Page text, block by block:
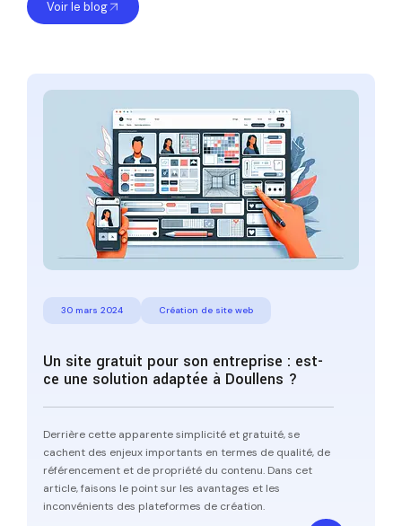
Voir le blog
30 mars 2024 Création de site web
Un site gratuit pour son entreprise : est-
ce une solution adaptée à Doullens ?
Derrière cette apparente simplicité et gratuité, se
cachent des enjeux importants en termes de qualité, de
référencement et de propriété du contenu. Dans cet
article, faisons le point sur les avantages et les
inconvénients des plateformes de création.